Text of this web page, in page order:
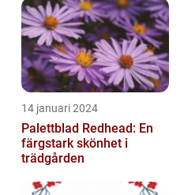
14 januari 2024
Palettblad Redhead: En
färgstark skönhet i
trädgården